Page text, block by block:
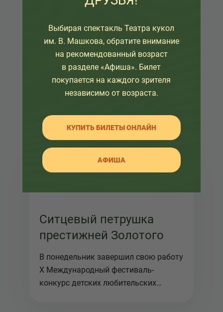
Ситцевый петрушка
престижней Золотого
В понедельник завершил свою работу
X Международный фестиваль-
конкурс детских любительских
Выбирая спектакль Театра кукол
им. В. Машкова, обратите внимание
на рекомендованный возраст
в разделе «Афиша». Билет
покупается на каждого зрителя
независимо от возраста.
КУПИТЬ БИЛЕТЫ ОНЛАЙН
АФИША